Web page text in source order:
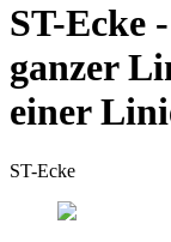
ST-Ecke
ganzer
einer
ST-Ecke